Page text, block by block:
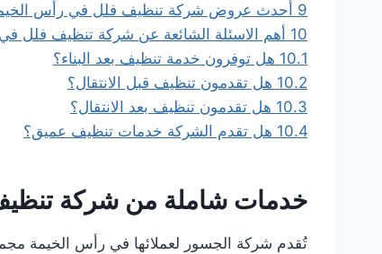
9 أحدث عروض شركة تنظيف فلل في رأس
10
أهم الاسئلة الشائعة عن شركة تنظيف فلل
10.1 هل توفرون خدمة تنظيف بعد البناء؟
10.2 هل تقدمون تنظيف قبل الانتقال؟
10.3 هل تقدمون تنظيف بعد الانتقال؟
10.4 هل تقدم الشركة خدمات تنظيف عميق؟
خدمات شاملة من شركة
تُقدم شركة الجسور لعملائها في رأس الخيمة